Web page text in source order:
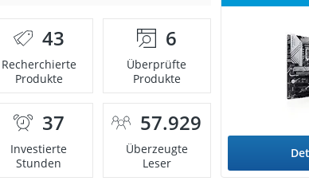
43
Recherchierte
Produkte
6
Überprüfte
Produkte
37
Investierte
Stunden
57.929
Überzeugte
Leser